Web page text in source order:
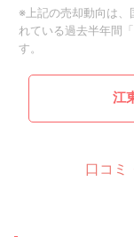
※上記の売却動向は、
れている過去半年間
す。
江
口コミ